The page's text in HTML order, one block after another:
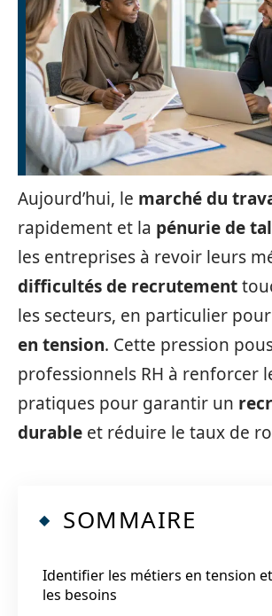
Aujourd’hui, le marché du
rapidement et la pénurie de
les entreprises à revoir leurs
difficultés de recrutement
les secteurs, en particulier
en tension. Cette pression
professionnels RH à renforcer
pratiques pour garantir un
durable et réduire le taux de
SOMMAIRE
Identifier les métiers en tension
les besoins